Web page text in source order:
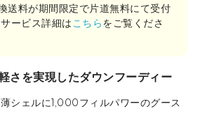
送料が期間限定で片道無料にて受付
ービス詳細は こちらをご覧くださ
さを実現したダウンフーディー
シェルに1,000フィルパワーのグース